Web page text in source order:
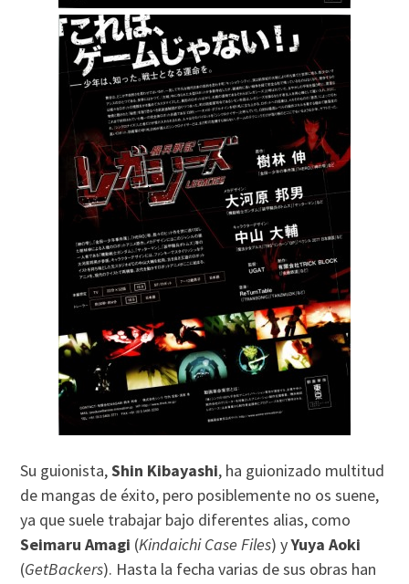
Su guionista,Shin Kibayashi, ha guionizado multitud
de mangas de éxito, pero posiblemente no os suene,
ya que suele trabajar bajo diferentes alias, como
Seimaru Amagi (Kindaichi Case Files) yYuya Aoki
(GetBackers). Hasta la fecha varias de sus obras han